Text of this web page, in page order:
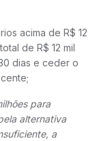
acima de R$ 12
de R$ 12 mil
dias e ceder o
para
alternativa
a